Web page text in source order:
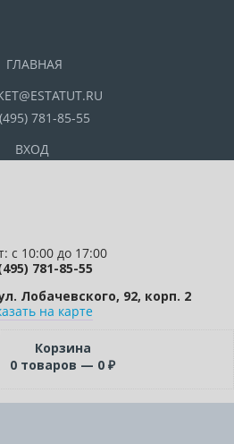
ГЛАВНАЯ
781-85-55
ВХОД
с 10:00 до 17:00
781-85-55
Лобачевского, 92, корп. 2
на карте
Корзина
0 товаров — 0 ₽